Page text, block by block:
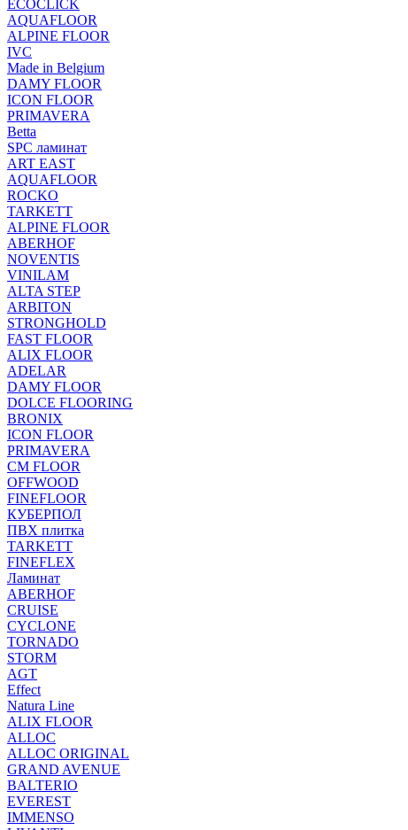
ECOCLICK
AQUAFLOOR
ALPINE FLOOR
IVC
Made in Belgium
DAMY FLOOR
ICON FLOOR
PRIMAVERA
Betta
SPC ламинат
ART EAST
AQUAFLOOR
ROCKO
TARKETT
ALPINE FLOOR
ABERHOF
NOVENTIS
VINILAM
ALTA STEP
ARBITON
STRONGHOLD
FAST FLOOR
ALIX FLOOR
ADELAR
DAMY FLOOR
DOLCE FLOORING
BRONIX
ICON FLOOR
PRIMAVERA
CM FLOOR
OFFWOOD
FINEFLOOR
КУБЕРПОЛ
ПВХ плитка
TARKETT
FINEFLEX
Ламинат
ABERHOF
CRUISE
CYCLONE
TORNADO
STORM
AGT
Effect
Natura Line
ALIX FLOOR
ALLOC
ALLOC ORIGINAL
GRAND AVENUE
BALTERIO
EVEREST
IMMENSO